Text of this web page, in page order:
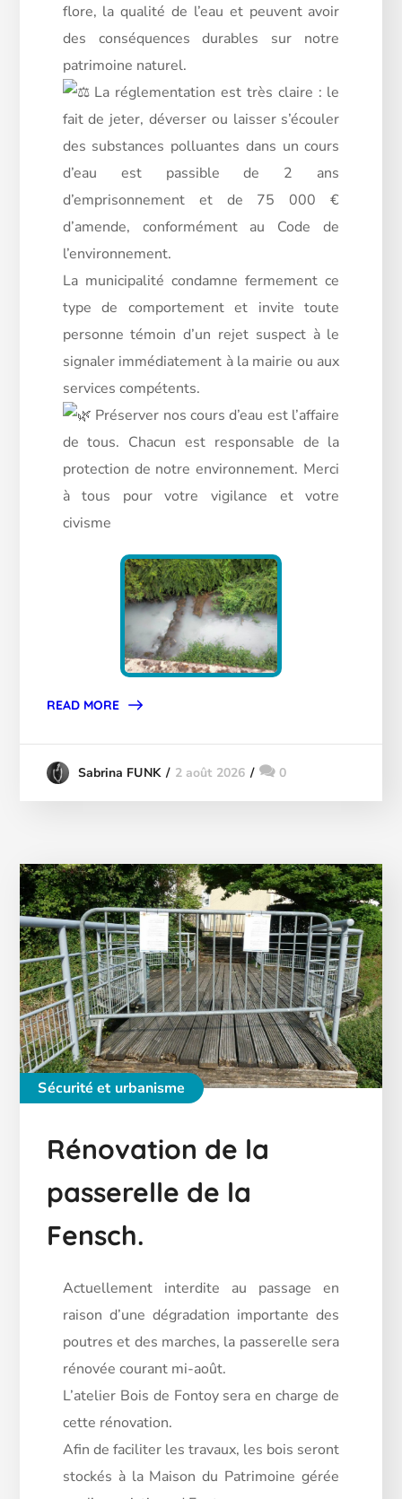
flore, la qualité de l’eau et peuvent avoir
des conséquences durables sur notre
patrimoine naturel.
La réglementation est très claire : le
fait de jeter, déverser ou laisser s’écouler
des substances polluantes dans un cours
d’eau est passible de 2 ans
d’emprisonnement et de 75 000 €
d’amende, conformément au Code de
l’environnement.
La municipalité condamne fermement ce
type de comportement et invite toute
personne témoin d’un rejet suspect à le
signaler immédiatement à la mairie ou aux
services compétents.
Préserver nos cours d’eau est l’affaire
de tous. Chacun est responsable de la
protection de notre environnement. Merci
à tous pour votre vigilance et votre
civisme
READ MORE
Sabrina FUNK 2 août 2026 0
Sécurité et urbanisme
Rénovation de la
passerelle de la
Fensch.
Actuellement interdite au passage en
raison d’une dégradation importante des
poutres et des marches, la passerelle sera
rénovée courant mi-août.
L’atelier Bois de Fontoy sera en charge de
cette rénovation.
Afin de faciliter les travaux, les bois seront
stockés à la Maison du Patrimoine gérée